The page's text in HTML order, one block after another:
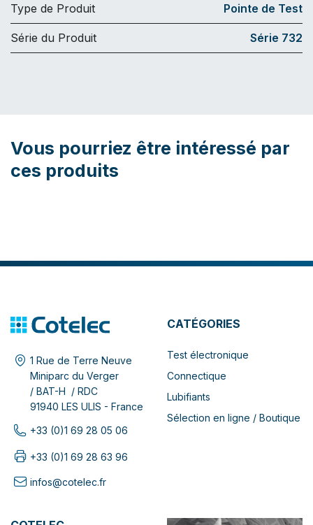
Type de Produit Pointe de Test
Série du Produit Série 732
Vous pourriez être intéressé par
ces produits
1 Rue de Terre Neuve
Miniparc du Verger
/ BAT-H / RDC
91940 LES ULIS - France
+33 (0)1 69 28 05 06
+33 (0)1 69 28 63 96
infos@cotelec.fr
CATÉGORIES
Test électronique
Connectique
Lubifiants
Sélection en ligne / Boutique